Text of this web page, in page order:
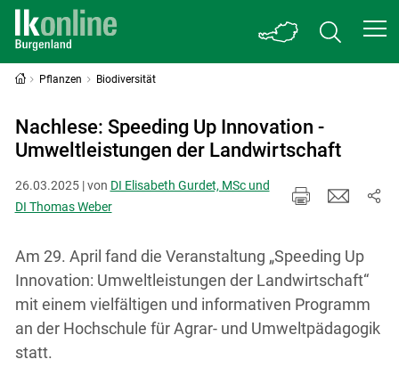
Pflanzen Biodiversität
Nachlese: Speeding Up Innovation -
Umweltleistungen der Landwirtschaft
26.03.2025 | von DI Elisabeth Gurdet, MSc und
DI Thomas Weber
Am 29. April fand die Veranstaltung „Speeding Up
Innovation: Umweltleistungen der Landwirtschaft“
mit einem vielfältigen und informativen Programm
an der Hochschule für Agrar- und Umweltpädagogik
statt.